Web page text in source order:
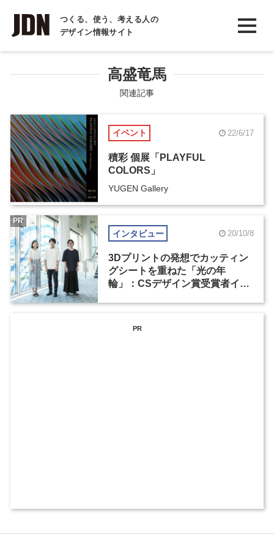
つくる、使う、考える人の
デザイン情報サイト
INTERVIEW
インタビュー
COLUMN
コラム
高盛竜馬
関連記事
イベント 22/6/17
積彩 個展「PLAYFUL
COLORS」
YUGEN Gallery
インタビュー 20/10/8
3Dプリントの発想でカッティン
グシートを重ねた「光の年
輪」：CSデザイン賞受賞者イン
PR
PR